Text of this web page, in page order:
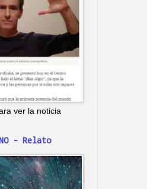
ver la noticia
- Relato